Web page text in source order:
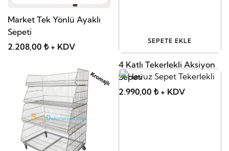
Market Tek Yönlü Ayaklı
Sepeti
2.208,00 ₺ + KDV
SEPETE EKLE
4 Katlı Tekerlekli Aksiyon
Sepeti
2.990,00 ₺ + KDV